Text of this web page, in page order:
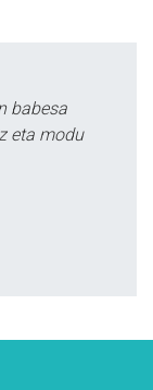
babesa
eta modu